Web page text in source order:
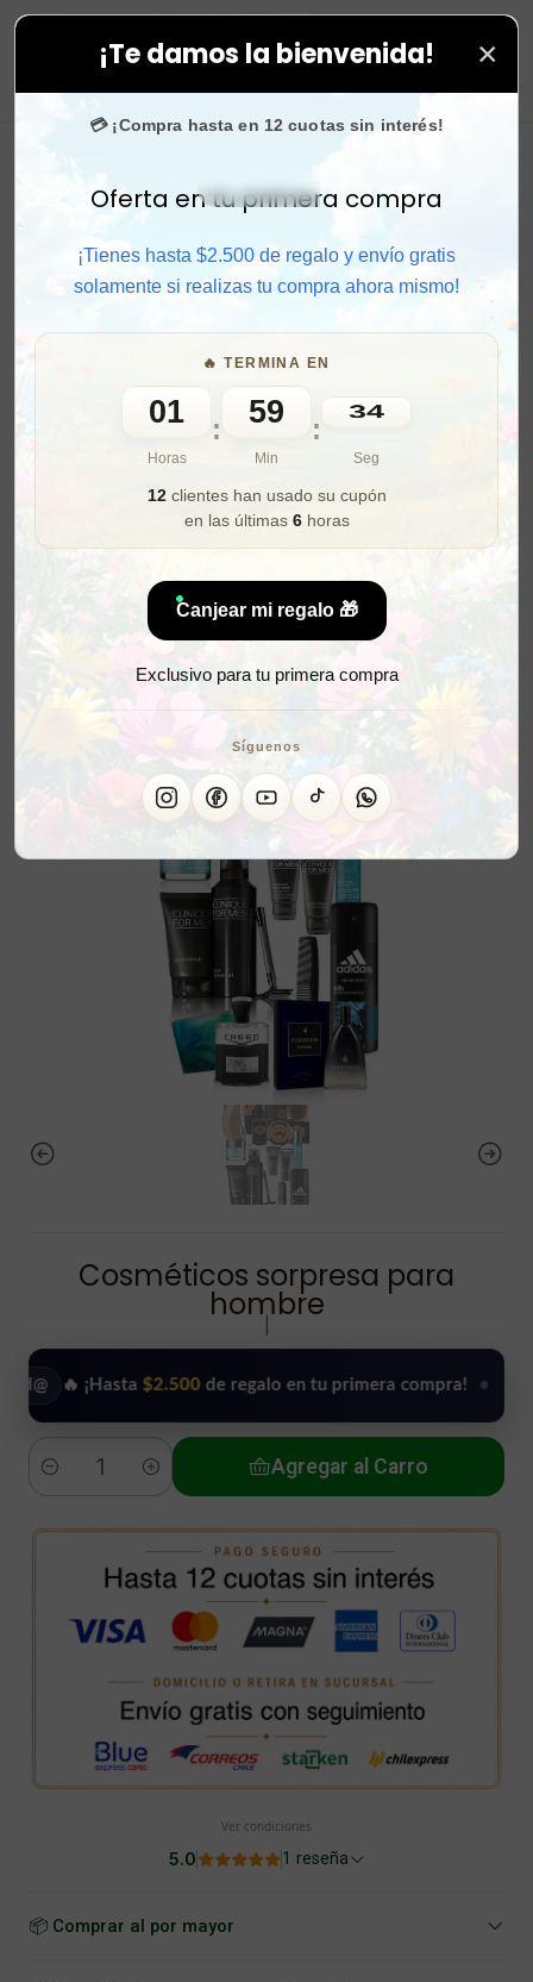
¡Te damos la bienvenida! ×
💳 ¡Compra hasta en 12 cuotas sin interés!
Activar sonido
Oferta en tu primera compra
¡Tienes hasta $2.500 de regalo y envío gratis
solamente si realizas tu compra ahora mismo!
🔥 TERMINA EN
01
Horas
: 59
Min
: 33
Seg
12clientes han usado su cupón
en las últimas 6horas
Canjear mi regalo 🎁
Exclusivo para tu primera compra
Síguenos
y aprovecha. 💙 +50.000 fans enInstagram
Cosméticos sorpresa para
hombre
🔥 ¡Hasta$2.500de regalo en tu primera compra! • Usar
Cantidad
Agregar al Carro
Ver condiciones
5.0 1 reseña
📦 Comprar al por mayor